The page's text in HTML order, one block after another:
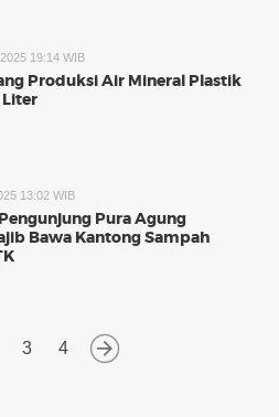
19:14 WIB
Produksi Air Mineral Plastik
Liter
13:02 WIB
Pura Agung
Bawa Kantong Sampah
3 4